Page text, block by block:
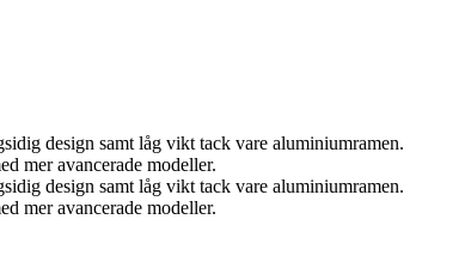
design samt låg vikt tack vare aluminiumramen.
mer avancerade modeller.
design samt låg vikt tack vare aluminiumramen.
mer avancerade modeller.